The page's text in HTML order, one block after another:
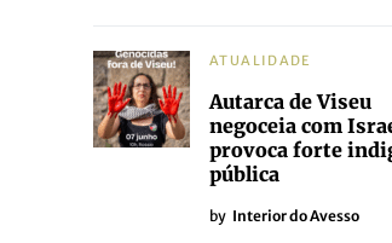
ATUALIDADE
Autarca de Viseu
negoceia com
provoca forte
pública
by Interior do Avesso